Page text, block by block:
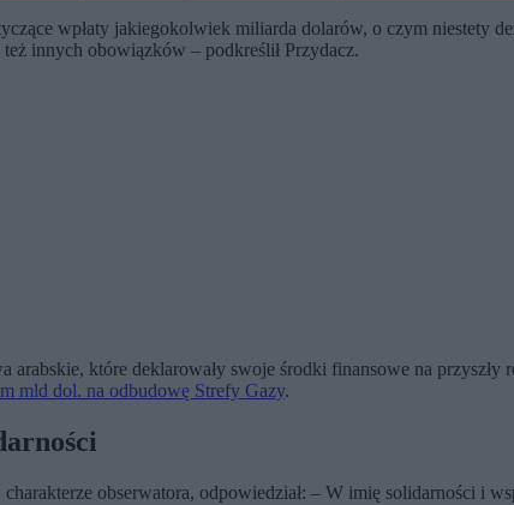
wpłaty jakiegokolwiek miliarda dolarów, o czym niestety
innych obowiązków – podkreślił Przydacz.
arabskie, które deklarowały swoje środki finansowe na
mld dol. na odbudowę Strefy Gazy.
obserwatora, odpowiedział: – W imię solidarności i